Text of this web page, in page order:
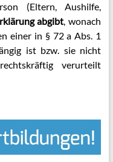
(Eltern, Aushilfe,
abgibt, wonach
einer in § 72 a Abs. 1
ist bzw. sie nicht
verurteilt